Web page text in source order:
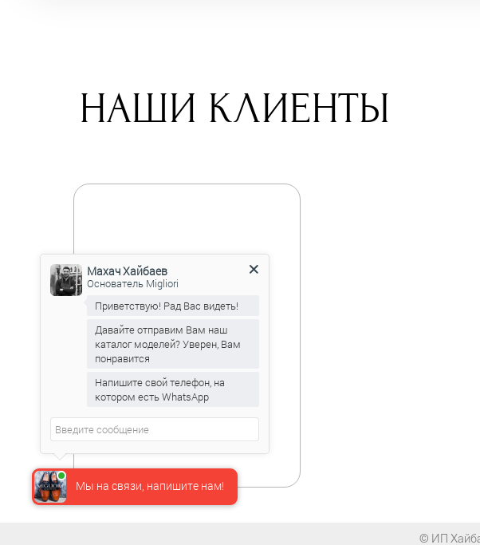
НАШИ КЛИЕНТЫ
© ИП
Мы на связи, напишите нам!
Махач Хайбаев
Основатель Migliori
Приветствую! Рад Вас видеть!
Давайте отправим Вам наш
каталог моделей? Уверен, Вам
понравится
Напишите свой телефон, на
котором есть WhatsApp